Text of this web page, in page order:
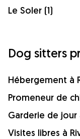
Le Soler (1)
Dog sitters
Hébergement à
Promeneur de
Garderie de jour
Visites libres à